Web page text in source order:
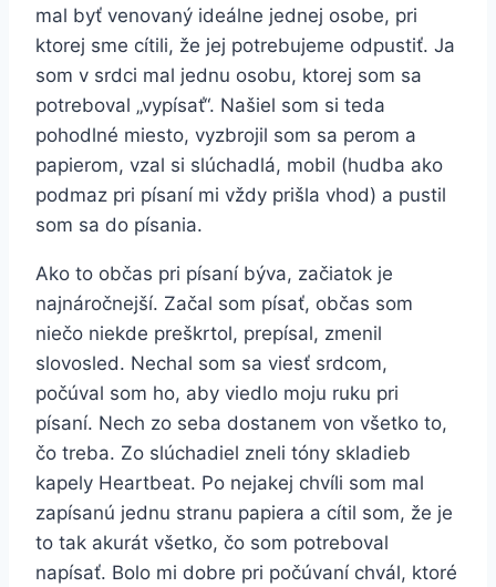
mal byť venovaný ideálne jednej osobe, pri
ktorej sme cítili, že jej potrebujeme odpustiť. Ja
som v srdci mal jednu osobu, ktorej som sa
potreboval „vypísať“. Našiel som si teda
pohodlné miesto, vyzbrojil som sa perom a
papierom, vzal si slúchadlá, mobil (hudba ako
podmaz pri písaní mi vždy prišla vhod) a pustil
som sa do písania.
Ako to občas pri písaní býva, začiatok je
najnáročnejší. Začal som písať, občas som
niečo niekde preškrtol, prepísal, zmenil
slovosled. Nechal som sa viesť srdcom,
počúval som ho, aby viedlo moju ruku pri
písaní. Nech zo seba dostanem von všetko to,
čo treba. Zo slúchadiel zneli tóny skladieb
kapely Heartbeat. Po nejakej chvíli som mal
zapísanú jednu stranu papiera a cítil som, že je
to tak akurát všetko, čo som potreboval
napísať. Bolo mi dobre pri počúvaní chvál, ktoré